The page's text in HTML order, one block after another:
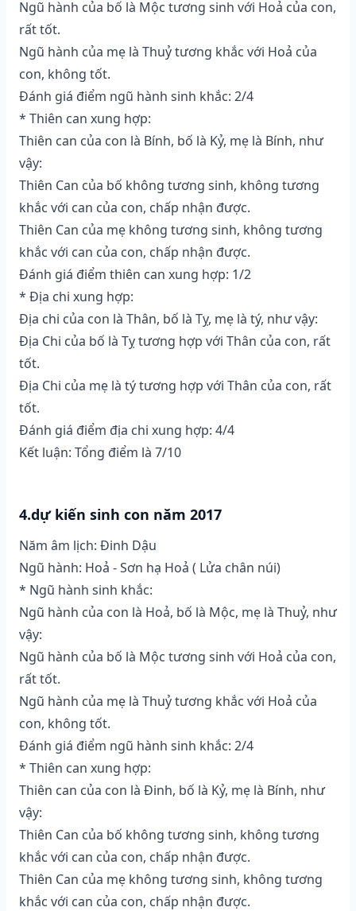
Ngũ hành của bố là Mộc tương sinh với Hoả của con,
rất tốt.
Ngũ hành của mẹ là Thuỷ tương khắc với Hoả của
con, không tốt.
Đánh giá điểm ngũ hành sinh khắc: 2/4
* Thiên can xung hợp:
Thiên can của con là Bính, bố là Kỷ, mẹ là Bính, như
vậy:
Thiên Can của bố không tương sinh, không tương
khắc với can của con, chấp nhận được.
Thiên Can của mẹ không tương sinh, không tương
khắc với can của con, chấp nhận được.
Đánh giá điểm thiên can xung hợp: 1/2
* Địa chi xung hợp:
Địa chi của con là Thân, bố là Tỵ, mẹ là tý, như vậy:
Địa Chi của bố là Tỵ tương hợp với Thân của con, rất
tốt.
Địa Chi của mẹ là tý tương hợp với Thân của con, rất
tốt.
Đánh giá điểm địa chi xung hợp: 4/4
Kết luận: Tổng điểm là 7/10
4.dự kiến sinh con năm 2017
Năm âm lịch: Đinh Dậu
Ngũ hành: Hoả - Sơn hạ Hoả ( Lửa chân núi)
* Ngũ hành sinh khắc:
Ngũ hành của con là Hoả, bố là Mộc, mẹ là Thuỷ, như
vậy:
Ngũ hành của bố là Mộc tương sinh với Hoả của con,
rất tốt.
Ngũ hành của mẹ là Thuỷ tương khắc với Hoả của
con, không tốt.
Đánh giá điểm ngũ hành sinh khắc: 2/4
* Thiên can xung hợp:
Thiên can của con là Đinh, bố là Kỷ, mẹ là Bính, như
vậy:
Thiên Can của bố không tương sinh, không tương
khắc với can của con, chấp nhận được.
Thiên Can của mẹ không tương sinh, không tương
khắc với can của con, chấp nhận được.